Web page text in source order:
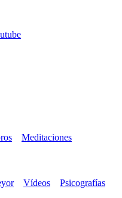
Meditaciones
Vídeos Psicografías